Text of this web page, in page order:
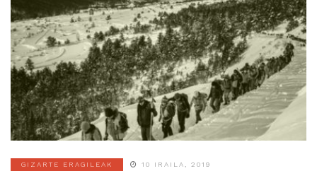
GIZARTE ERAGILEAK 10 IRAILA, 2019